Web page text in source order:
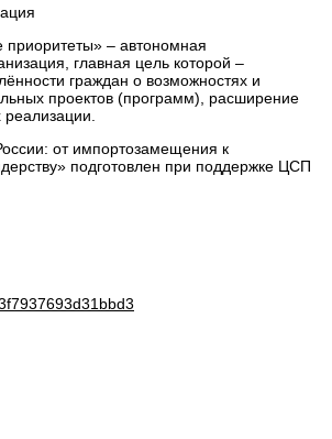
– автономная
главная цель которой –
граждан о возможностях и
проектов (программ), расширение
от импортозамещения к
подготовлен при поддержке ЦСП